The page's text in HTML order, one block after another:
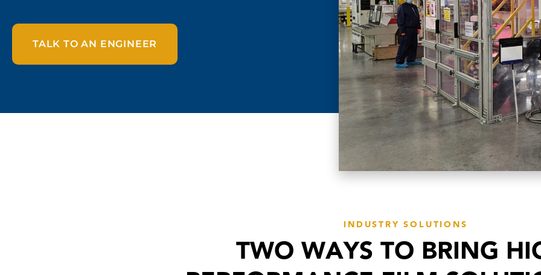
TALK TO AN ENGINEER
INDUSTRY SOLUTIONS
TWO WAYS TO BRING